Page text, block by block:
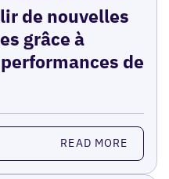
de nouvelles
grâce à
de
READ MORE